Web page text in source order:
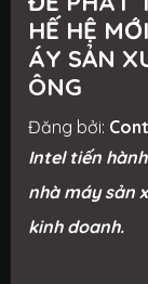
HẾ HỆ
ÁY SẢN
ÔNG
Đăng bởi:
Intel tiến
nhà máy sản
kinh doanh.